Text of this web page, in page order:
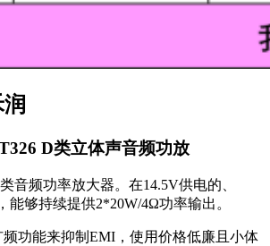
D类立体声音频功放
音频功率放大器。在14.5V供电的、
能够持续提供2*20W/4Ω功率输出。
功能来抑制EMI，使用价格低廉且小体